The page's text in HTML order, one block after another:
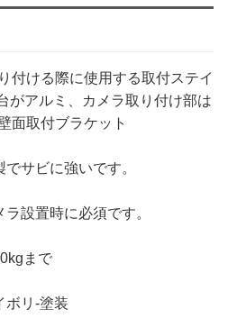
付ける際に使用する取付ステイ
がアルミ、カメラ取り付け部は
面取付ブラケット
サビに強いです。
設置時に必須です。
まで
-塗装